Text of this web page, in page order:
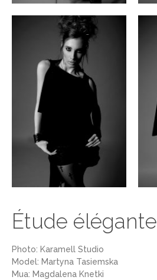
Étude élégante
Photo: Karamell Studio
Model: Martyna Tasiemska
Mua: Magdalena Knetki